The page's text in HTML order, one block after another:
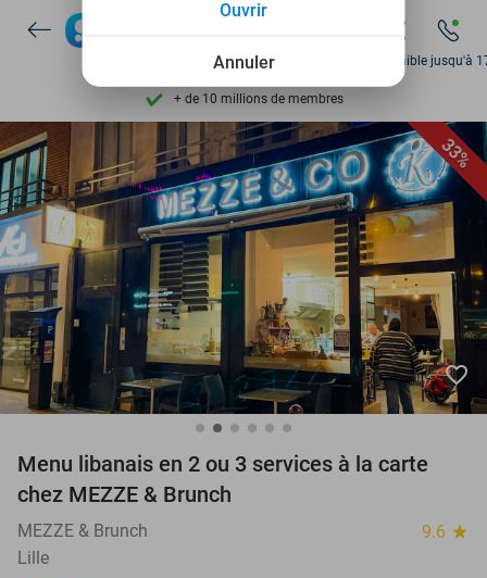
Découvrez + de 15.000 deals
Disponible 7 jours par semaine
+ de 10 millions de membres
9,4 basé sur 205 807 avis
Découvrez + de 15.000 deals
Disponible 7 jours par semaine
+ de 10 millions de membres
Disponible jusqu'à
33%
favorite_border
Menu libanais en 2 ou 3 services à la carte
chez MEZZE & Brunch
MEZZE & Brunch 9.6 star
Lille
Annuler
Ouvrir